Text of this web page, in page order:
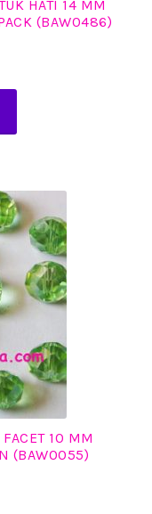
HATI 14 MM
(BAW0486)
10 MM
(BAW0055)